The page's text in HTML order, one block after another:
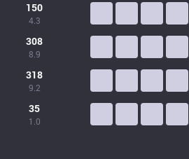
150
4.3
308
8.9
318
9.2
35
1.0